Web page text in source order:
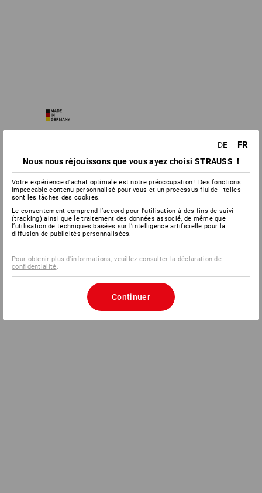
DE FR
Nous nous réjouissons que vous ayez choisi STRAUSS !
Votre expérience d'achat optimale est notre préoccupation ! Des fonctions
impeccable contenu personnalisé pour vous et un processus fluide - telles
sont les tâches des cookies.
Le consentement comprend l’accord pour l’utilisation à des fins de suivi
(tracking) ainsi que le traitement des données associé, de même que
l’utilisation de techniques basées sur l’intelligence artificielle pour la
diffusion de publicités personnalisées.
Pour obtenir plus d'informations, veuillez consulter la déclaration de
confidentialité.
Continuer